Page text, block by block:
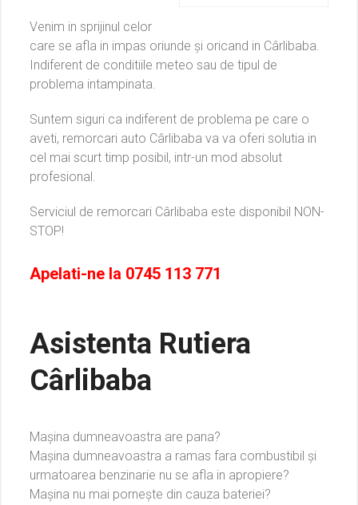
Venim in sprijinul celor
care se afla in impas oriunde și oricand in Cârlibaba.
Indiferent de conditiile meteo sau de tipul de
problema intampinata.
Suntem siguri ca indiferent de problema pe care o
aveti, remorcari auto Cârlibaba va va oferi solutia in
cel mai scurt timp posibil, intr-un mod absolut
profesional.
Serviciul de remorcari Cârlibaba este disponibil NON-
STOP!
Apelati-ne la 0745 113 771
Asistenta Rutiera
Cârlibaba
Mașina dumneavoastra are pana?
Mașina dumneavoastra a ramas fara combustibil și
urmatoarea benzinarie nu se afla in apropiere?
Mașina nu mai pornește din cauza bateriei?